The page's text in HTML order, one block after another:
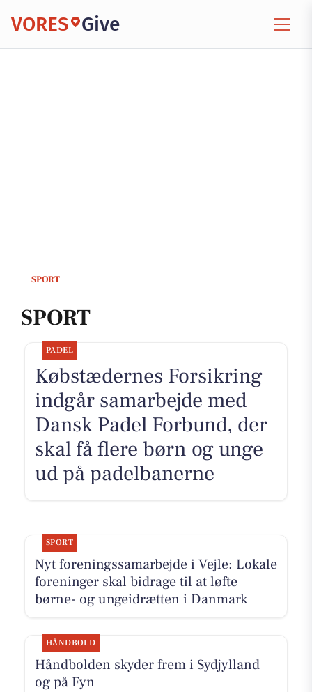
VORES Give
SPORT
SPORT
PADEL
Købstædernes Forsikring
indgår samarbejde med
Dansk Padel Forbund, der
skal få flere børn og unge
ud på padelbanerne
SPORT
Nyt foreningssamarbejde i Vejle: Lokale
foreninger skal bidrage til at løfte
børne- og ungeidrætten i Danmark
HÅNDBOLD
Håndbolden skyder frem i Sydjylland
og på Fyn